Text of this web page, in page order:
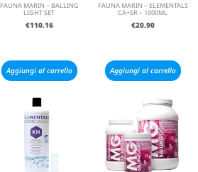
FAUNA MARIN – BALLING
LIGHT SET
€110.16
Aggiungi al carrello
FAUNA MARIN – ELEMENTALS
CA+SR – 1000ML
€20.90
Aggiungi al carrello